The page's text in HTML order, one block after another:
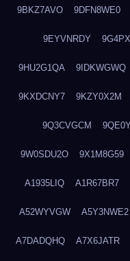
9BKZ7AVO 9DFN8WE0
9EYVNRDY
9HU2G1QA 9IDKWGWQ
9KXDCNY7 9KZY0X2M
9Q3CVGCM
9W0SDU2O 9X1M8G59
A1935LIQ A1R67BR7
A52WYVGW A5Y3NWE2
A7DADQHQ A7X6JATR